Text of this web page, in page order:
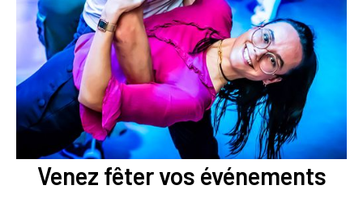
Venez fêter vos événements